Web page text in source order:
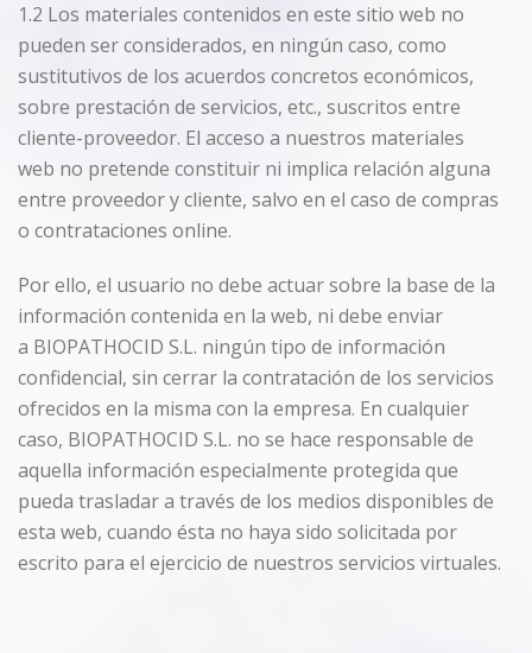
1.2 Los materiales contenidos en este sitio web no
pueden ser considerados, en ningún caso, como
sustitutivos de los acuerdos concretos económicos,
sobre prestación de servicios, etc., suscritos entre
cliente-proveedor. El acceso a nuestros materiales
web no pretende constituir ni implica relación alguna
entre proveedor y cliente, salvo en el caso de compras
o contrataciones online.
Por ello, el usuario no debe actuar sobre la base de la
información contenida en la web, ni debe enviar
a BIOPATHOCID S.L. ningún tipo de información
confidencial, sin cerrar la contratación de los servicios
ofrecidos en la misma con la empresa. En cualquier
caso, BIOPATHOCID S.L. no se hace responsable de
aquella información especialmente protegida que
pueda trasladar a través de los medios disponibles de
esta web, cuando ésta no haya sido solicitada por
escrito para el ejercicio de nuestros servicios virtuales.